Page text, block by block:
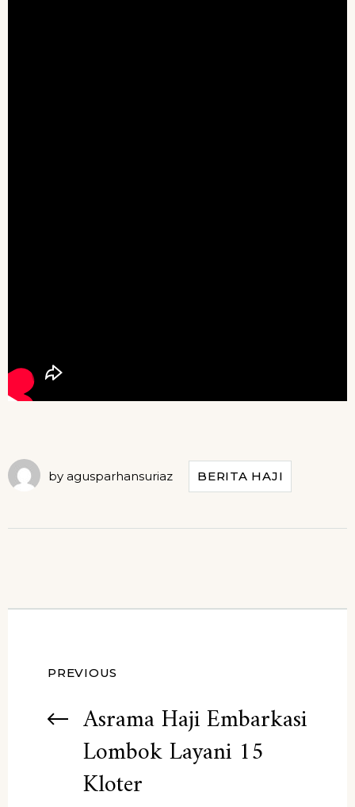
by agusparhansuriaz BERITA HAJI
Navigasi
pos
PREVIOUS
Asrama Haji Embarkasi
Lombok Layani 15
Kloter